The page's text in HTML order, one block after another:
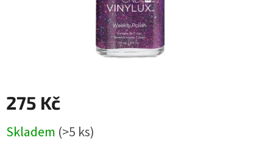
275 Kč
cena:
Skladem (>5 ks)